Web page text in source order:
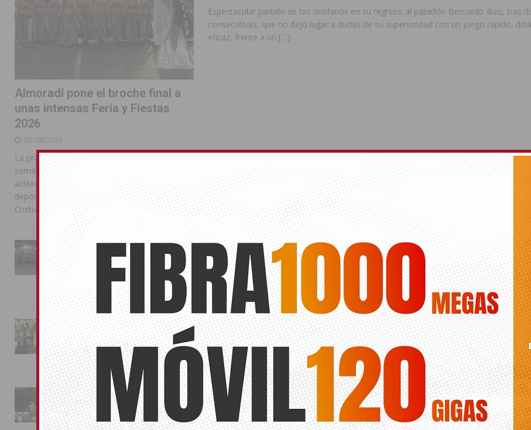
Espectacular partido de los oriolanos en su regreso al pabellón Bernardo Ruiz, tras
consecutivas, que no dejó lugar a dudas de su superioridad con un juego rápido,
eficaz, frente a un […]
Almoradí pone el broche final a
unas intensas Feria y Fiestas
2026
03/08/2026
La programación reunió durante más de una
semana actos institucionales, conciertos,
actividades familiares, competiciones
deportivas y las celebraciones de Moros y
Cristianos
La Entrada Cristiana llena de
esplendor las calles de
Almoradí en una multitudinaria
jornada festera
02/08/2026
La magia de la Entrada Mora
conquista las calles de
Almoradí
01/08/2026
La fiesta se adueña de
Almoradí con la presentación
de los cargos festeros y la
toma del castillo